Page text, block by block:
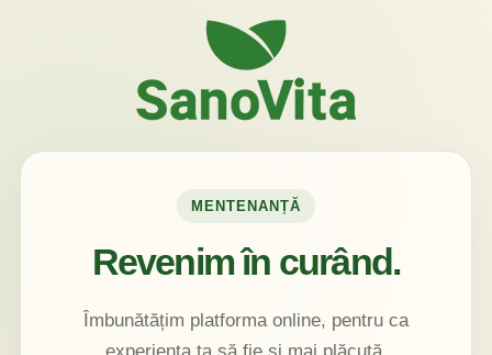
MENTENANȚĂ
Revenim în curând.
Îmbunătățim platforma online, pentru ca